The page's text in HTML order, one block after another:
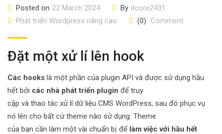
Posted on 22 March 2024 By itcore2431
Phát triển Wordpress nâng cao
(0) Comment
Đặt một xử lí lên hook
Các hooks là một phần của plugin API và được sử dụng hầu
hết bởi các nhà phát triển plugin để truy
cập và thao tác xử lí dữ liệu CMS WordPress, sau đó phục vụ
nó lên cho bất cứ theme nào sử dụng. Theme
của bạn cần làm một vài chuẩn bị để làm việc với hầu hết